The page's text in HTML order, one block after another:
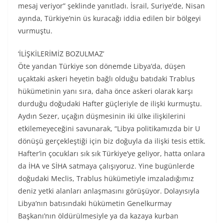
mesaj veriyor” şeklinde yanıtladı. İsrail, Suriye’de, Nisan
ayında, Türkiye’nin üs kuracağı iddia edilen bir bölgeyi
vurmuştu.
‘İLİŞKİLERİMİZ BOZULMAZ’
Öte yandan Türkiye son dönemde Libya’da, düşen
uçaktaki askeri heyetin bağlı olduğu batıdaki Trablus
hükümetinin yanı sıra, daha önce askeri olarak karşı
durduğu doğudaki Hafter güçleriyle de ilişki kurmuştu.
Aydın Sezer, uçağın düşmesinin iki ülke ilişkilerini
etkilemeyeceğini savunarak, “Libya politikamızda bir U
dönüşü gerçekleştiği için biz doğuyla da ilişki tesis ettik.
Hafter’in çocukları sık sık Türkiye’ye geliyor, hatta onlara
da İHA ve SİHA satmaya çalışıyoruz. Yine bugünlerde
doğudaki Meclis, Trablus hükümetiyle imzaladığımız
deniz yetki alanları anlaşmasını görüşüyor. Dolayısıyla
Libya’nın batısındaki hükümetin Genelkurmay
Başkanı’nın öldürülmesiyle ya da kazaya kurban